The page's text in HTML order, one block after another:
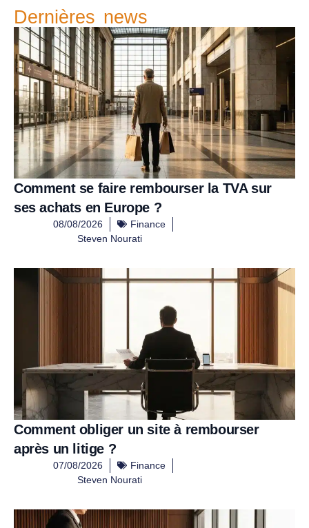
Dernières news
Comment se faire rembourser la TVA sur
ses achats en Europe ?
08/08/2026
Finance
Steven Nourati
Comment obliger un site à rembourser
après un litige ?
07/08/2026
Finance
Steven Nourati